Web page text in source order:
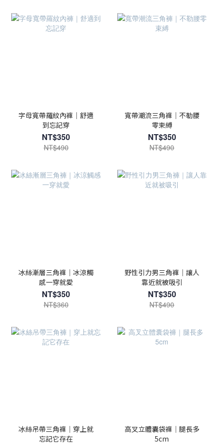
字母寬帶羅紋內褲｜舒適
到忘記穿
NT$350
NT$490
寬帶潮流三角褲｜不勒腰
零束縛
NT$350
NT$490
冰絲漸層三角褲｜冰涼觸
感一穿就愛
NT$350
NT$360
野性引力男三角褲｜讓人
靠近就被吸引
NT$350
NT$490
冰絲吊帶三角褲｜穿上就
忘記它存在
高叉立體囊袋褲｜腿長多
5cm